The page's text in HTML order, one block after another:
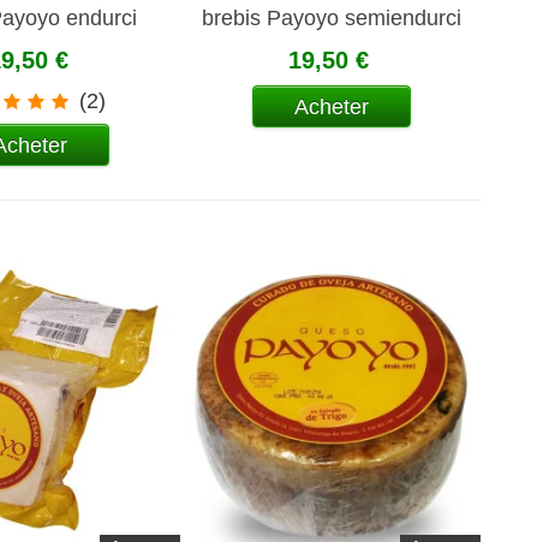
endurci
€
(2)
brebis Payoyo semiendurci
19,50 €
Acheter